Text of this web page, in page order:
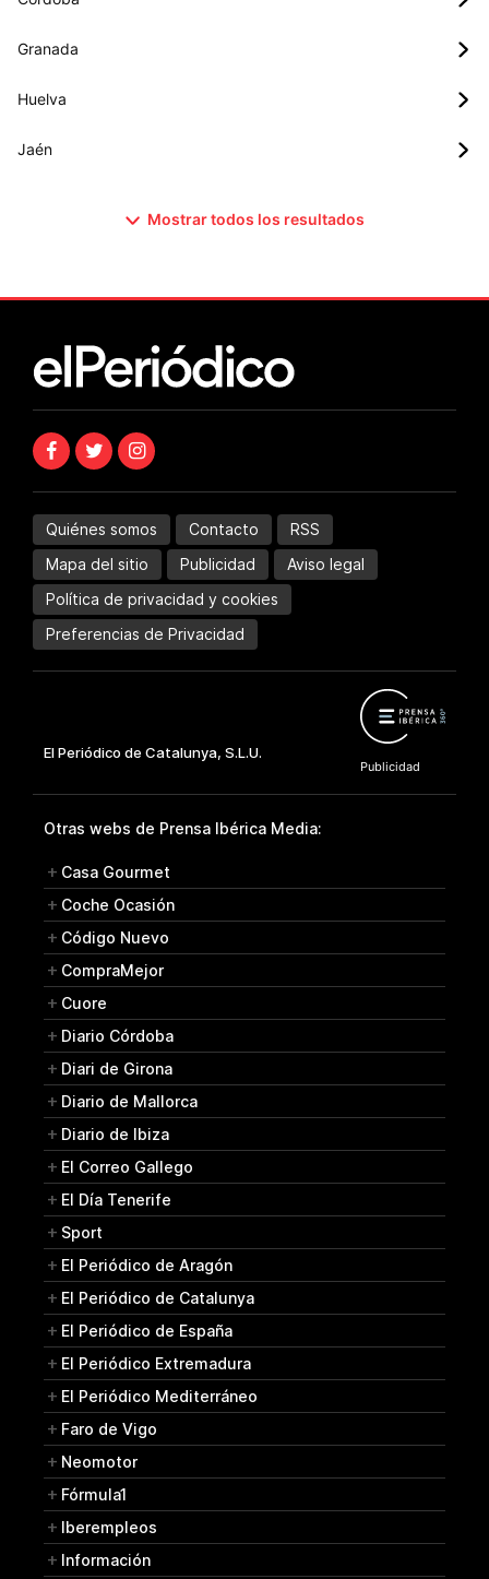
Granada
Huelva
Jaén
Mostrar todos los resultados
Quiénes somos Contacto
RSS
Mapa del sitio
Publicidad
Aviso legal
Política de privacidad y cookies
Preferencias de Privacidad
Otras webs de Prensa Ibérica Media:
Casa Gourmet
Coche Ocasión
Código Nuevo
CompraMejor
Cuore
Diario Córdoba
Diari de Girona
Diario de Mallorca
Diario de Ibiza
El Correo Gallego
El Día Tenerife
Sport
El Periódico de Aragón
El Periódico de Catalunya
El Periódico de España
El Periódico Extremadura
El Periódico Mediterráneo
Faro de Vigo
Neomotor
Fórmula1
Iberempleos
Información